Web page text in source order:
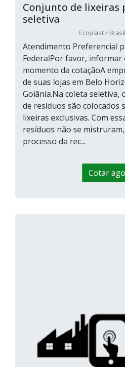
Conjunto de lixeiras
seletiva
Ecoplast /
Atendimento Preferencial
FederalPor favor, informar
momento da cotaçãoA
de suas lojas em Belo
Goiânia.Na coleta seletiva,
de resíduos são colocados
lixeiras exclusivas. Com
resíduos não se
processo da rec...
Cotar